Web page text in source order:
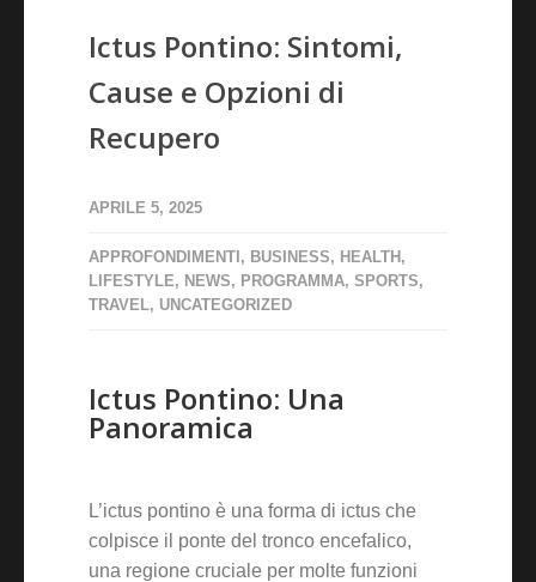
Ictus Pontino: Sintomi,
Cause e Opzioni di
Recupero
APRILE 5, 2025
APPROFONDIMENTI , BUSINESS, HEALTH ,
LIFESTYLE, NEWS, PROGRAMMA, SPORTS,
TRAVEL, UNCATEGORIZED
Ictus Pontino: Una
Panoramica
L’ictus pontino è una forma di ictus che
colpisce il ponte del tronco encefalico,
una regione cruciale per molte funzioni